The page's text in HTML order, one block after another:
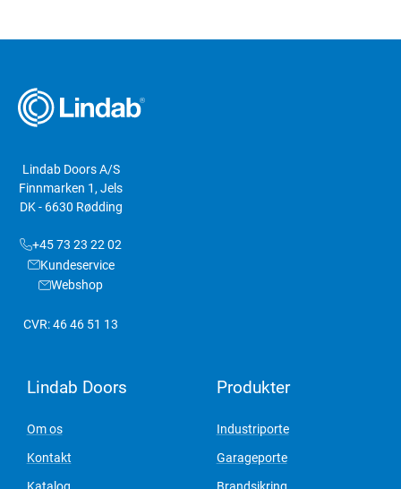
Lindab Doors A/S
Finnmarken 1, Jels
DK - 6630 Rødding
+45 73 23 22 02
Kundeservice
Webshop
CVR: 46 46 51 13
Lindab Doors
Om os
Kontakt
Produkter
Industriporte
Garageporte